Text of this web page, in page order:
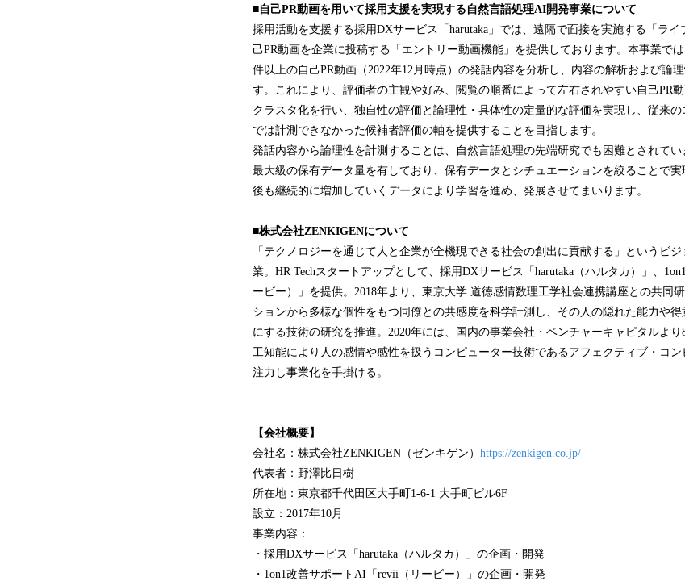
■自己PR動画を用いて採用支援を実現する自然言語処理AI開発事業について
採用活動を支援する採用DXサービス「harutaka」では、遠隔で面接を実施する「ラ
己PR動画を企業に投稿する「エントリー動画機能」を提供しております。本事業で
件以上の自己PR動画（2022年12月時点）の発話内容を分析し、内容の解析および論
す。これにより、評価者の主観や好み、閲覧の順番によって左右されやすい自己PR
クラスタ化を行い、独自性の評価と論理性・具体性の定量的な評価を実現し、従来
では計測できなかった候補者評価の軸を提供することを目指します。
発話内容から論理性を計測することは、自然言語処理の先端研究でも困難とされて
最大級の保有データ量を有しており、保有データとシチュエーションを絞ることで
後も継続的に増加していくデータにより学習を進め、発展させてまいります。
■株式会社ZENKIGENについて
「テクノロジーを通じて人と企業が全機現できる社会の創出に貢献する」というビジ
業。HR Techスタートアップとして、採用DXサービス「harutaka（ハルタカ）」、
ービー）」を提供。2018年より、東京大学 道徳感情数理工学社会連携講座との共同
ションから多様な個性をもつ同僚との共感度を科学計測し、その人の隠れた能力や
にする技術の研究を推進。2020年には、国内の事業会社・ベンチャーキャピタルよ
工知能により人の感情や感性を扱うコンピューター技術であるアフェクティブ・コ
注力し事業化を手掛ける。
【会社概要】
会社名：株式会社ZENKIGEN（ゼンキゲン） https://zenkigen.co.jp/
代表者：野澤比日樹
所在地：東京都千代田区大手町1-6-1 大手町ビル6F
設立：2017年10月
事業内容：
・採用DXサービス「harutaka（ハルタカ）」の企画・開発
・1on1改善サポートAI「revii（リービー）」の企画・開発